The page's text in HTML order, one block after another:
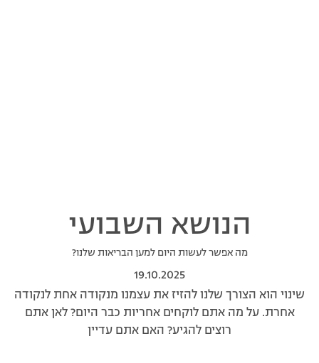
הנושא השבועי
מה אפשר לעשות היום למען הבריאות שלנו?
19.10.2025
שינוי הוא הצורך שלנו להזיז את עצמנו מנקודה אחת לנקודה
אחרת. על מה אתם לוקחים אחריות כבר היום? לאן אתם
רוצים להגיע? האם אתם עדיין